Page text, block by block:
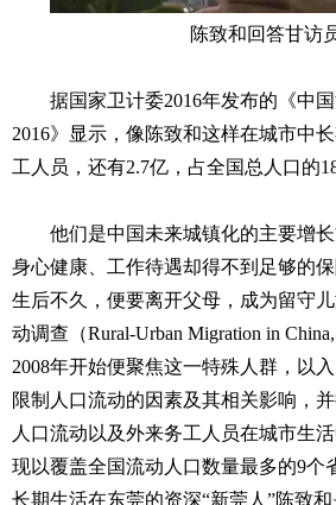
陈致和回答甘访
据国家卫计委2016年发布的《中
2016》显示，像陈致和这样在城市中
工人员，还有2.7亿，占全国总人口的
他们是中国未来城镇化的主要增长
身心健康、工作待遇却得不到足够的
生后不久，便要离开父母，成为留守
动调查（Rural-Urban Migration in
2008年开始便聚焦这一特殊人群，以
限制人口流动的因素及其相关影响，
人口流动以及外来务工人员在城市生
现以覆盖全国流动人口数量最多的9个
长期生活在东莞的资深“新莞人”陈致